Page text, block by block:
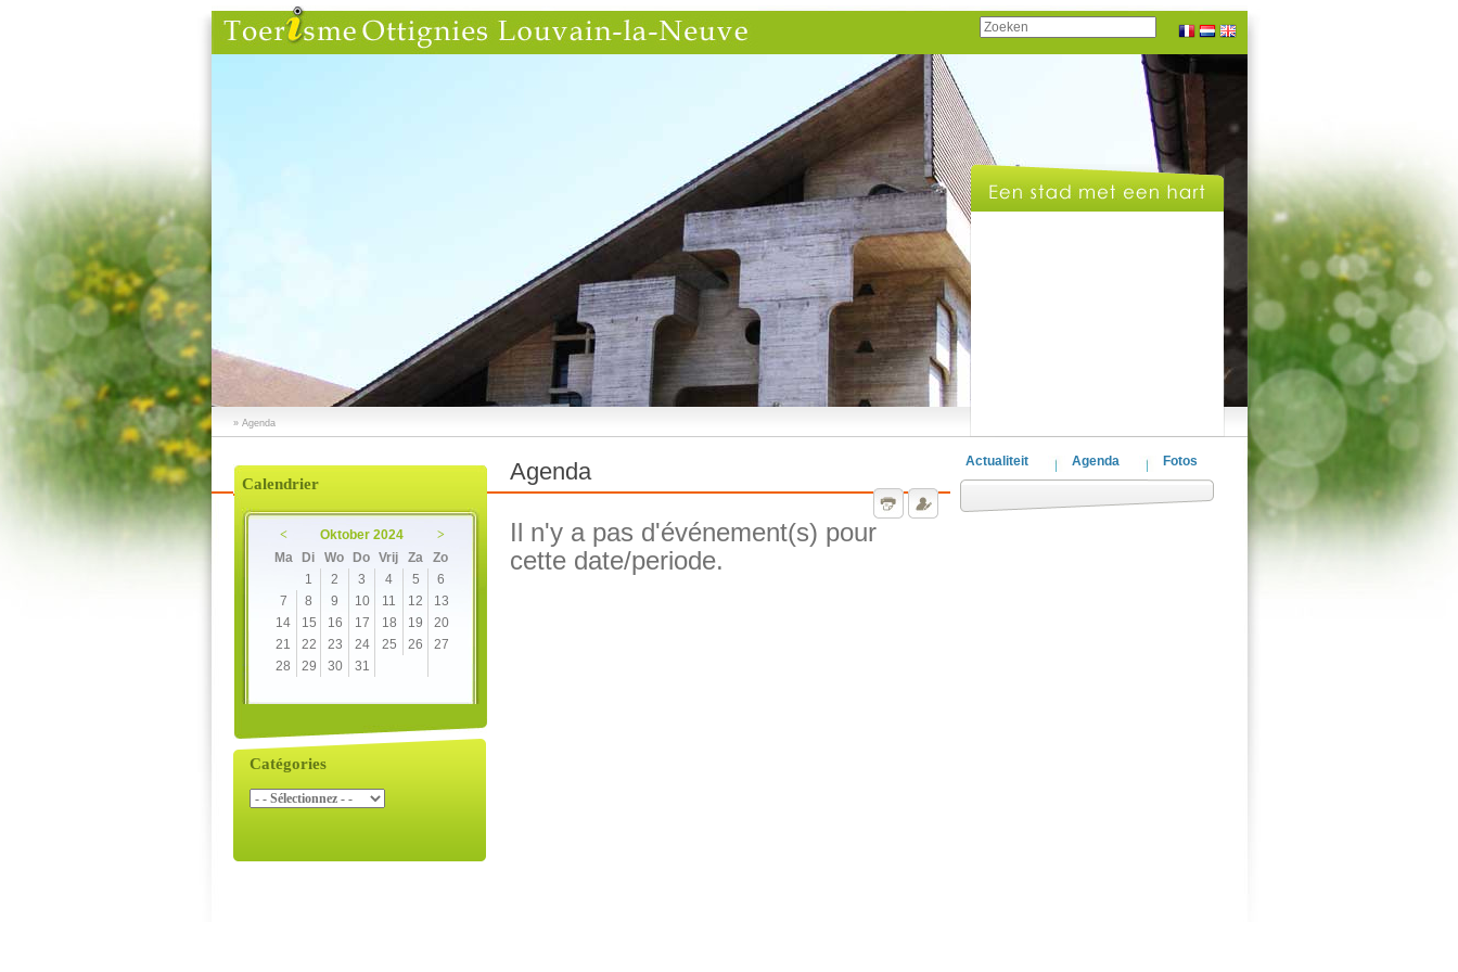
Actualiteit Agenda Fotos
» Agenda
Calendrier
< Oktober 2024
>
Ma
Di Wo Do Vrij Za
Zo
1
2 3 4 5
6
7
8 9 10 11 12
13
14
15 16 17 18 19
20
21
22 23 24 25 26
27
28
29 30 31
Catégories
Agenda
Il n'y a pas d'événement(s) pour
cette date/periode.